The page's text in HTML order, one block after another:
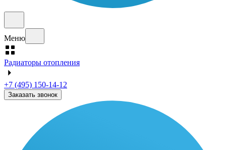
Меню
Радиаторы отопления
+7 (495) 150-14-12
Заказать звонок